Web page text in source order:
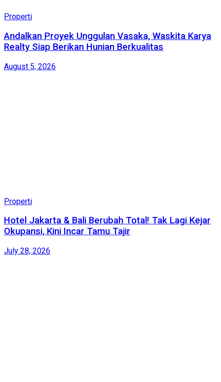
Properti
Andalkan Proyek Unggulan Vasaka, Waskita Karya
Realty Siap Berikan Hunian Berkualitas
August 5, 2026
Properti
Hotel Jakarta & Bali Berubah Total! Tak Lagi Kejar
Okupansi, Kini Incar Tamu Tajir
July 28, 2026